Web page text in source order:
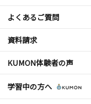
よくあるご質問
資料請求
KUMON体験者の声
学習中の方へ